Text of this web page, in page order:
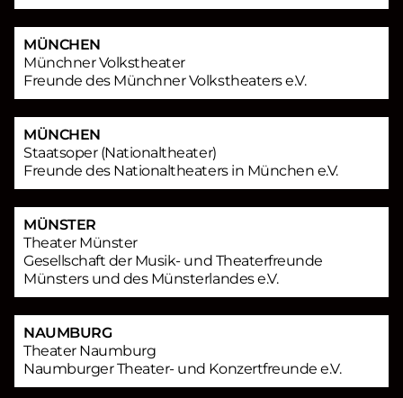
MÜNCHEN
Münchner Volkstheater
Freunde des Münchner Volkstheaters e.V.
MÜNCHEN
Staatsoper (Nationaltheater)
Freunde des Nationaltheaters in München e.V.
MÜNSTER
Theater Münster
Gesellschaft der Musik- und Theaterfreunde
Münsters und des Münsterlandes e.V.
NAUMBURG
Theater Naumburg
Naumburger Theater- und Konzertfreunde e.V.